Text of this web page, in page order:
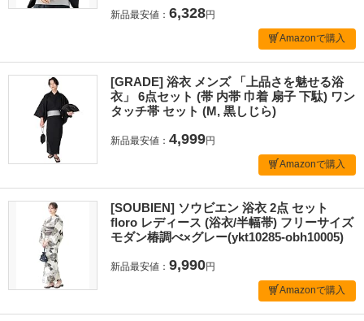
新品最安値： 6,328円
Amazonで購入
[GRADE] 浴衣 メンズ 「上品さを魅せる浴
衣」 6点セット (帯 内帯 巾着 扇子 下駄) ワン
タッチ帯 セット (M, 黒しじら)
新品最安値： 4,999円
Amazonで購入
[SOUBIEN] ソウビエン 浴衣 2点 セット
floro レディース (浴衣/半幅帯) フリーサイズ
モダン椿調べ×グレー(ykt10285-obh10005)
新品最安値： 9,990円
Amazonで購入